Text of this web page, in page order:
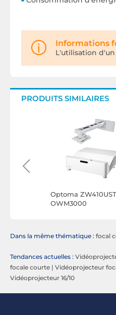
Informations
L'utilisation
PRODUITS SIMILAIRES
Optoma
OWM3000
Dans la même thématique : focal
Tendances actuelles :
focale courte | Vidéoprojecteur
Vidéoprojecteur 16/10